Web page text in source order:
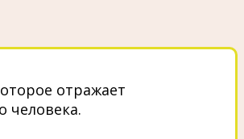
отражает
человека.